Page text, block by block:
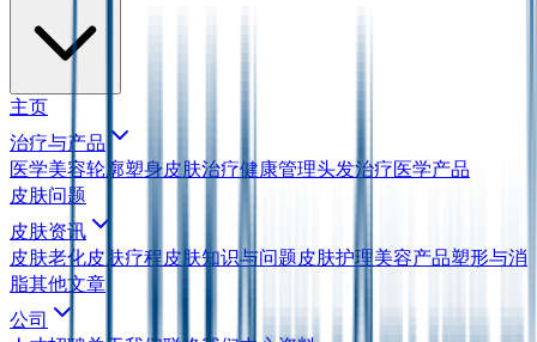
主页
治疗与产品
医学美容轮廓塑身皮肤治疗健康管理头发治疗医学产品
皮肤问题
皮肤资讯
皮肤老化皮肤疗程皮肤知识与问题皮肤护理美容产品塑形与消
脂其他文章
公司